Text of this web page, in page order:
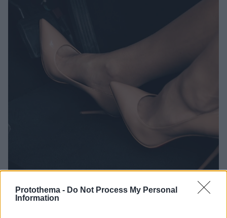
Protothema - Do Not Process My Personal
Information
19.04.2024, 17:23